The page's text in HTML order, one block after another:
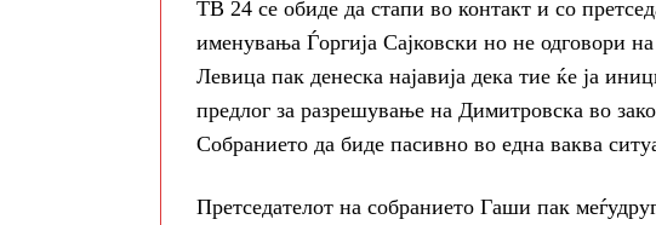
ТВ 24 се обиде да стапи во контакт и со
именувања Ѓоргија Сајковски но не одговори
Левица пак денеска најавија дека тие ќе ја
предлог за разрешување на Димитровска во
Собранието да биде пасивно во една ваква
Претседателот на собранието Гаши пак